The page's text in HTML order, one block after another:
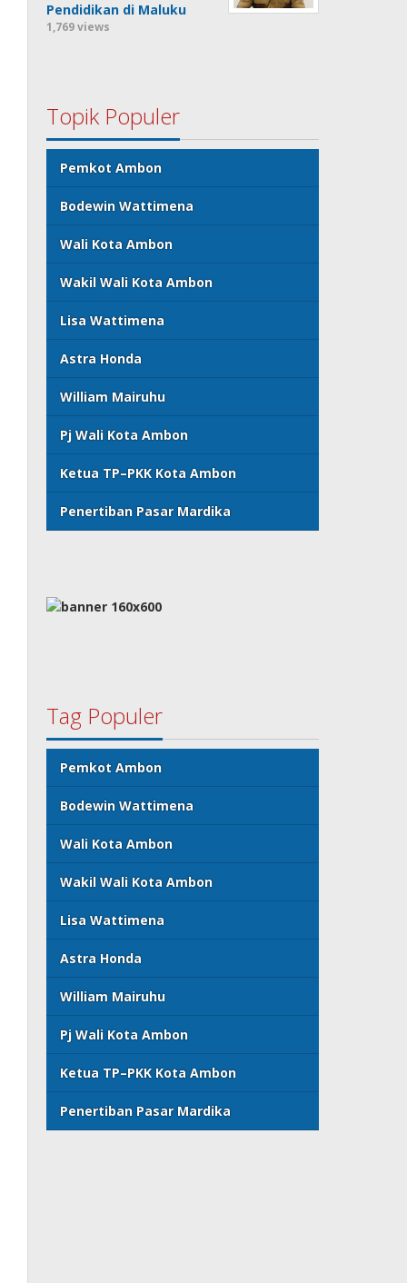
Pendidikan di Maluku
1,769 views
Topik Populer
Pemkot Ambon
Bodewin Wattimena
Wali Kota Ambon
Wakil Wali Kota Ambon
Lisa Wattimena
Astra Honda
William Mairuhu
Pj Wali Kota Ambon
Ketua TP–PKK Kota Ambon
Penertiban Pasar Mardika
Tag Populer
Pemkot Ambon
Bodewin Wattimena
Wali Kota Ambon
Wakil Wali Kota Ambon
Lisa Wattimena
Astra Honda
William Mairuhu
Pj Wali Kota Ambon
Ketua TP–PKK Kota Ambon
Penertiban Pasar Mardika